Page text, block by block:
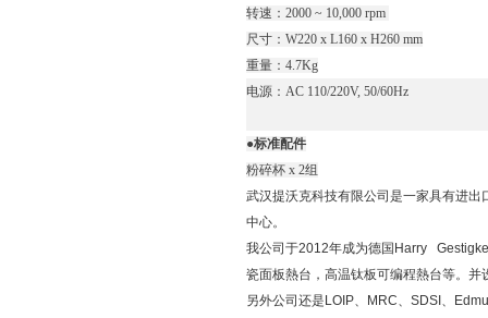
转速：2000 ~ 10,000 rpm
尺寸：W220 x L160 x H260 mm
重量：4.7Kg
电源：AC 110/220V, 50/60Hz
●标准配件
粉碎杯 x 2组
武汉提沃克科技有限公司是一家具有进
中心。
我公司于2012年成为德国Harry
瓷面板熱台，高温钛板可编程熱台等。
另外公司还是LOIP、MRC、SDSI、